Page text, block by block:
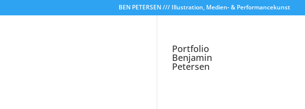
BEN PETERSEN /// Illustration, Medien- & Performancekunst
Portfolio
Benjamin
Petersen